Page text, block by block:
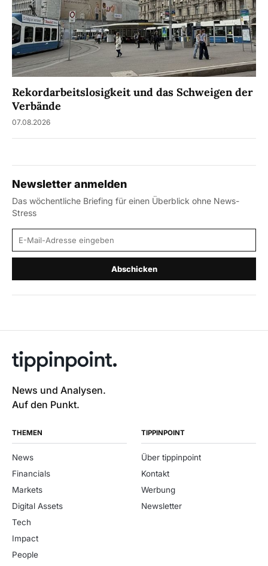
Rekordarbeitslosigkeit und das Schweigen der
Verbände
07.08.2026
Newsletter anmelden
Das wöchentliche Briefing für einen Überblick ohne News-
Stress
E-Mail-Adresse
Abschicken
News und Analysen.
Auf den Punkt.
THEMEN
News
Financials
Markets
Digital Assets
Tech
Impact
People
TIPPINPOINT
Über tippinpoint
Kontakt
Werbung
Newsletter